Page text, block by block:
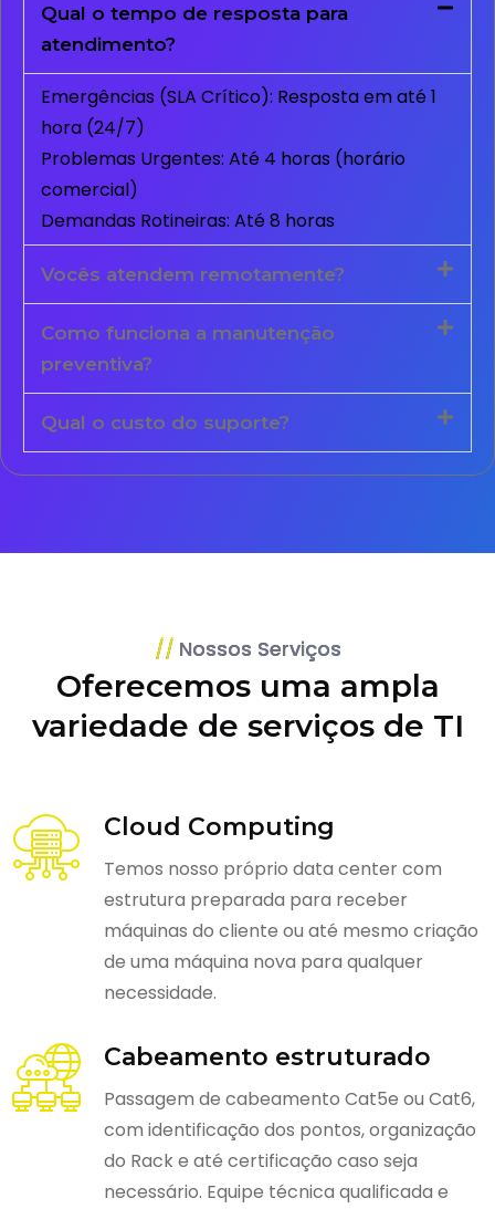
Qual o tempo de resposta para
atendimento?
Emergências (SLA Crítico): Resposta em até 1
hora (24/7)
Problemas Urgentes: Até 4 horas (horário
comercial)
Demandas Rotineiras: Até 8 horas
Vocês atendem remotamente?
Como funciona a manutenção
preventiva?
Qual o custo do suporte?
Nossos Serviços
Oferecemos uma ampla
variedade de serviços de TI
Cloud Computing
Temos nosso próprio data center com
estrutura preparada para receber
máquinas do cliente ou até mesmo criação
de uma máquina nova para qualquer
necessidade.
Cabeamento estruturado
Passagem de cabeamento Cat5e ou Cat6,
com identificação dos pontos, organização
do Rack e até certificação caso seja
necessário. Equipe técnica qualificada e